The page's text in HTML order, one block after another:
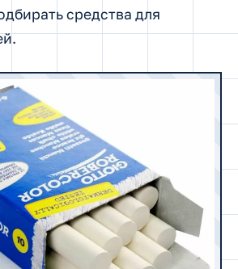
средства для